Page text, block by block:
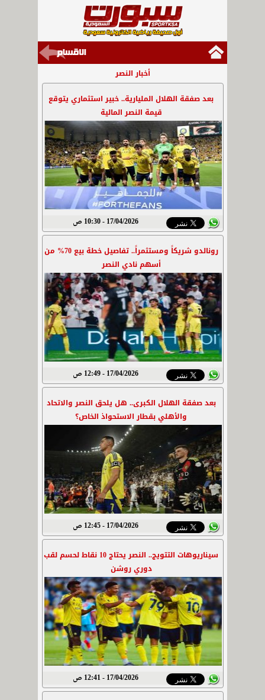
أخبار النصر
بعد صفقة الهلال المليارية.. خبير استثماري يتوقع
قيمة النصر المالية
17/04/2026 - 10:30 ص
رونالدو شريكاً ومستثمراً.. تفاصيل خطة بيع 70% من
أسهم نادي النصر
17/04/2026 - 12:49 ص
بعد صفقة الهلال الكبرى.. هل يلحق النصر والاتحاد
والأهلي بقطار الاستحواذ الخاص؟
17/04/2026 - 12:45 ص
سيناريوهات التتويج.. النصر يحتاج 10 نقاط لحسم لقب
دوري روشن
17/04/2026 - 12:41 ص